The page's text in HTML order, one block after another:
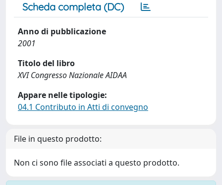
Scheda completa (DC)
Anno di pubblicazione
2001
Titolo del libro
XVI Congresso Nazionale AIDAA
Appare nelle tipologie:
04.1 Contributo in Atti di convegno
File in questo prodotto:
Non ci sono file associati a questo prodotto.